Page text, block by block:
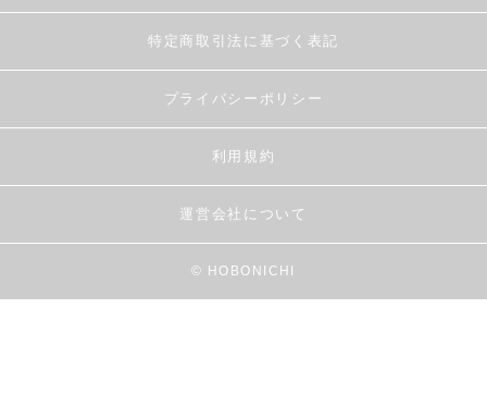
特定商取引法に基づく表記
プライバシーポリシー
利用規約
運営会社について
© HOBONICHI